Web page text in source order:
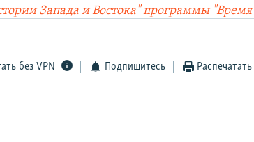
Запада и Востока" программы "Время
без VPN Подпишитесь Распечатать